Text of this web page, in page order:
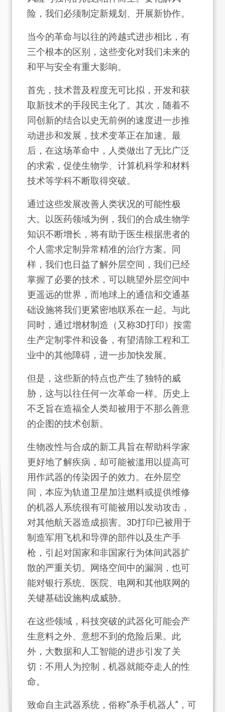
险，我们必须制定新规划、开展新协作。
当今的革命与以往的跨越式进步相比，有
三个根本的区别，这些变化对我们未来的
和平与安全有重大影响。
首先，技术普及程度无可比拟，开发和获
取新技术的手段民主化了。其次，随着不
同创新的结合以史无前例的速度进一步推
动进步和发展，技术变革正在加速。最
后，在这场革命中，人类做出了无比广泛
的求索，促使生物学、计算机科学和材料
技术等学科不断取得突破。
通过这些发展改善人类状况的可能性极
大。以医药领域为例，我们的合成生物学
知识不断增长，将有助于医生根据患者的
个人需求定制异常精准的治疗方案。同
样，我们也日益了解外层空间，我们已经
掌握了必要的技术，可以眺望外层空间中
更遥远的世界，而地球上的通信和交通基
础设施将我们更紧密地联系在一起。与此
同时，通过增材制造（又称3D打印）按需
生产定制零件和设备，有望清除工程和工
业中的其他障碍，进一步加快发展。
但是，这些新的特点也产生了独特的威
胁，这与以往任何一次革命一样。历史上
不乏旨在造福全人类却被用于不那么善意
的企图的技术创新。
生物改性与合成的新工具旨在帮助科学家
更好地了解疾病，却可能被滥用以提高可
用作武器的传染因子的效力。在外层空
间，本应为轨道卫星加注燃料或提供维修
的机器人系统很有可能被用以发动攻击，
对其他航天器造成损害。3D打印已被用于
制造军用飞机和导弹的部件以及生产手
枪，引起对国家和非国家行为体间武器扩
散的严重关切。网络空间中的漏洞，也可
能对银行系统、医院、电网和其他联网的
关键基础设施构成威胁。
在这些领域，科技突破的武器化可能会产
生意料之外、意想不到的危险后果。此
外，大数据和人工智能的进步引发了关
切：不用人为控制，机器就能夺走人的性
命。
致命自主武器系统，俗称“杀手机器人”，可